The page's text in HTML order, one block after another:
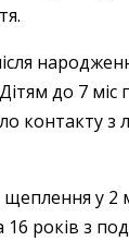
до 7 міс
контакту з
у 2
16 років з